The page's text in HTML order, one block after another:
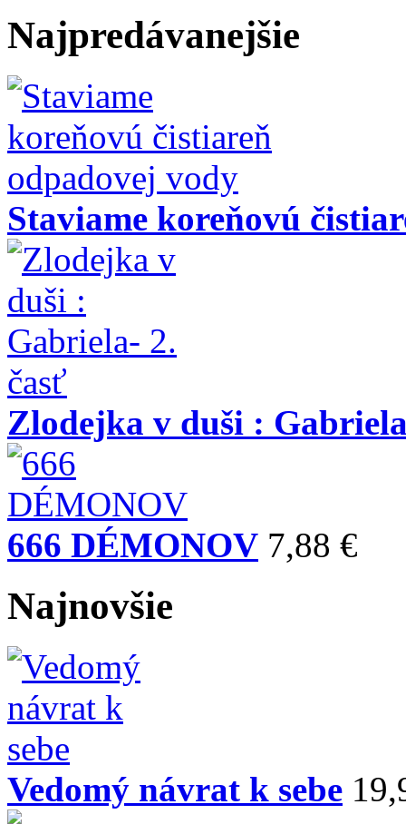
Najpredávanejšie
Staviame koreňovú
Zlodejka v duši :
666 DÉMONOV 7,88 €
Najnovšie
Vedomý návrat k sebe